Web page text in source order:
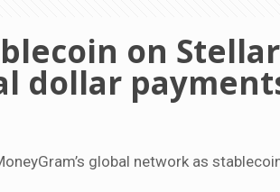
on
dollar
global network as